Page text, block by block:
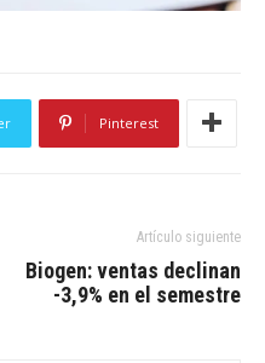
Pinterest
Artículo siguiente
Biogen: ventas declinan
-3,9% en el semestre